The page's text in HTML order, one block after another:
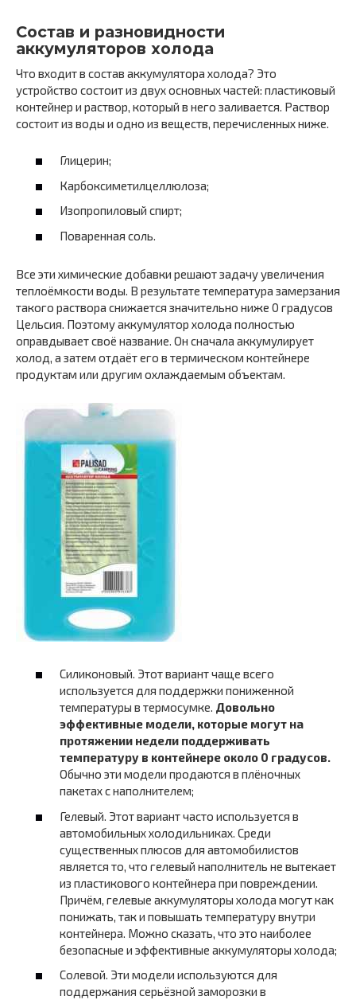
Состав и разновидности
аккумуляторов холода
Что входит в состав аккумулятора холода? Это
устройство состоит из двух основных частей: пластиковый
контейнер и раствор, который в него заливается. Раствор
состоит из воды и одно из веществ, перечисленных ниже.
Глицерин;
Карбоксиметилцеллюлоза;
Изопропиловый спирт;
Поваренная соль.
Все эти химические добавки решают задачу увеличения
теплоёмкости воды. В результате температура замерзания
такого раствора снижается значительно ниже 0 градусов
Цельсия. Поэтому аккумулятор холода полностью
оправдывает своё название. Он сначала аккумулирует
холод, а затем отдаёт его в термическом контейнере
продуктам или другим охлаждаемым объектам.
Силиконовый. Этот вариант чаще всего
используется для поддержки пониженной
температуры в термосумке. Довольно
эффективные модели, которые могут на
протяжении недели поддерживать
температуру в контейнере около 0 градусов.
Обычно эти модели продаются в плёночных
пакетах с наполнителем;
Гелевый. Этот вариант часто используется в
автомобильных холодильниках. Среди
существенных плюсов для автомобилистов
является то, что гелевый наполнитель не вытекает
из пластикового контейнера при повреждении.
Причём, гелевые аккумуляторы холода могут как
понижать, так и повышать температуру внутри
контейнера. Можно сказать, что это наиболее
безопасные и эффективные аккумуляторы холода;
Солевой. Эти модели используются для
поддержания серьёзной заморозки в